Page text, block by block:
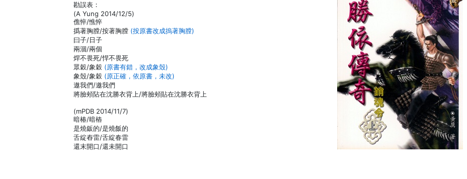
勘誤表：
(A Yung 2014/12/5)
僬悴/憔悴
撝著胸膛/按著胸膛 (按原書改成摀著胸膛)
曰子/日子
兩涸/兩個
焊不畏死/悍不畏死
眾穀/象穀 (原書有錯，改成象殼)
象殼/象穀 (原正確，依原書，未改)
遨我們/邀我們
將臉頰阽在沈勝衣背上/將臉頰貼在沈勝衣背上
(mPDB 2014/11/7)
暗椿/暗樁
是燒鈑的/是燒飯的
舌綻舂雷/舌綻春雷
還末開口/還未開口